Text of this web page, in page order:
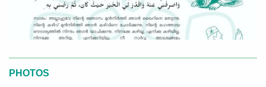
PHOTOS